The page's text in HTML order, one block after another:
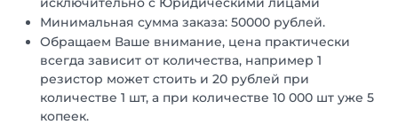
Минимальная сумма заказа: 50000 рублей.
Обращаем Ваше внимание, цена практически
всегда зависит от количества, например 1
резистор может стоить и 20 рублей при
количестве 1 шт, а при количестве 10 000 шт уже 5
копеек.